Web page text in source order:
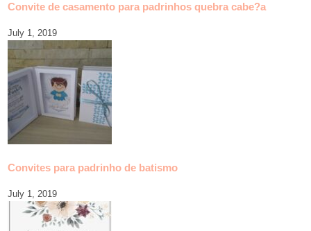
Convite de casamento para padrinhos quebra cabe?a
July 1, 2019
Convites para padrinho de batismo
July 1, 2019